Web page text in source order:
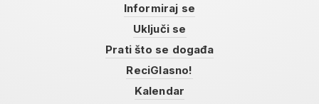
Informiraj se
Uključi se
Prati što se događa
ReciGlasno!
Kalendar